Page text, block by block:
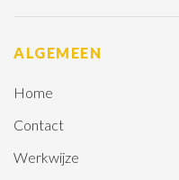
ALGEMEEN
Home
Contact
Werkwijze